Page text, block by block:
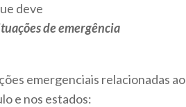
deve
de emergência
emergenciais relacionadas ao
e nos estados: